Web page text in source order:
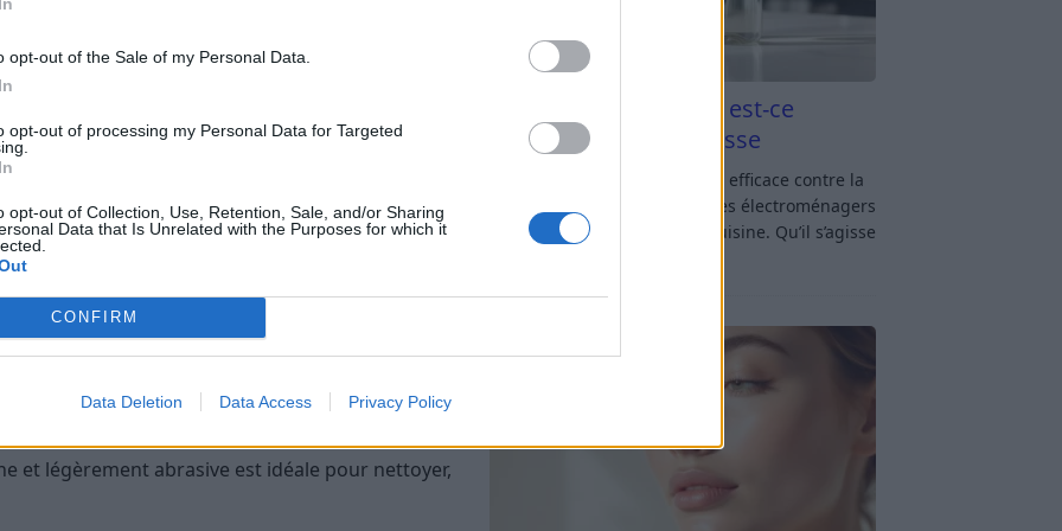
opt-out of the Sale of my Personal Data.
opt-out of processing my Personal Data for Targeted
opt-out of Collection, Use, Retention, Sale, and/or Sharing
Data that Is Unrelated with the Purposes for which it
CONFIRM
Data Deletion Data Access Privacy Policy
seul ou en combinaison, selon la surface à
en revue leurs usages, avec des recettes
remplacer efficacement vos sprays du
l’allié multi-usages
alimentaire, est un incontournable
et légèrement abrasive est idéale pour nettoyer,
Vinaigre blanc et four est-ce
efficace contre la graisse
Vinaigre blanc et four : est-ce efficace contre la
graisse ? Le four fait partie des électroménagers
les plus sollicités dans une cuisine. Qu’il s’agisse